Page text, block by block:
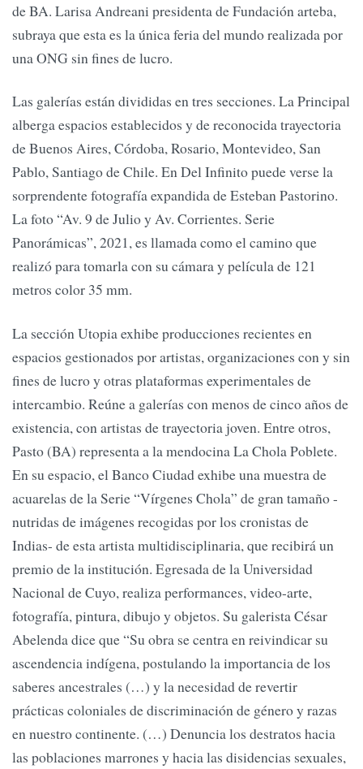
de BA. Larisa Andreani presidenta de Fundación arteba,
subraya que esta es la única feria del mundo realizada por
una ONG sin fines de lucro.
Las galerías están divididas en tres secciones. La Principal
alberga espacios establecidos y de reconocida trayectoria
de Buenos Aires, Córdoba, Rosario, Montevideo, San
Pablo, Santiago de Chile. En Del Infinito puede verse la
sorprendente fotografía expandida de Esteban Pastorino.
La foto “Av. 9 de Julio y Av. Corrientes. Serie
Panorámicas”, 2021, es llamada como el camino que
realizó para tomarla con su cámara y película de 121
metros color 35 mm.
La sección Utopia exhibe producciones recientes en
espacios gestionados por artistas, organizaciones con y sin
fines de lucro y otras plataformas experimentales de
intercambio. Reúne a galerías con menos de cinco años de
existencia, con artistas de trayectoria joven. Entre otros,
Pasto (BA) representa a la mendocina La Chola Poblete.
En su espacio, el Banco Ciudad exhibe una muestra de
acuarelas de la Serie “Vírgenes Chola” de gran tamaño -
nutridas de imágenes recogidas por los cronistas de
Indias- de esta artista multidisciplinaria, que recibirá un
premio de la institución. Egresada de la Universidad
Nacional de Cuyo, realiza performances, video-arte,
fotografía, pintura, dibujo y objetos. Su galerista César
Abelenda dice que “Su obra se centra en reivindicar su
ascendencia indígena, postulando la importancia de los
saberes ancestrales (…) y la necesidad de revertir
prácticas coloniales de discriminación de género y razas
en nuestro continente. (…) Denuncia los destratos hacia
las poblaciones marrones y hacia las disidencias sexuales,